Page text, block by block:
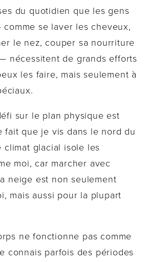
du quotidien que les gens
se laver les cheveux,
le nez, couper sa nourriture
nécessitent de grands efforts
les faire, mais seulement à
sur le plan physique est
fait que je vis dans le nord du
climat glacial isole les
moi, car marcher avec
neige est non seulement
mais aussi pour la plupart
ne fonctionne pas comme
connais parfois des périodes